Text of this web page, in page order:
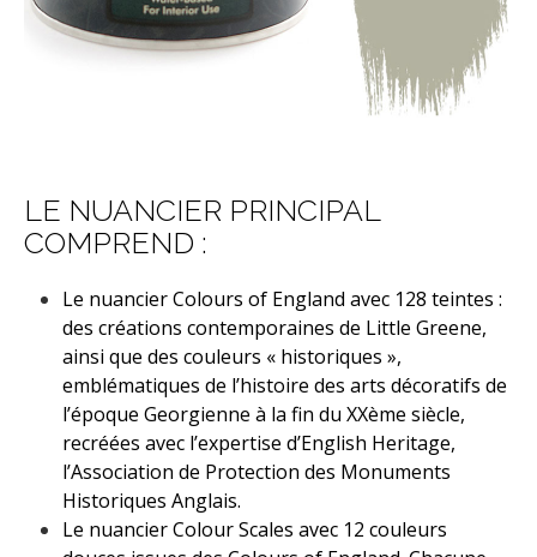
LE NUANCIER PRINCIPAL
COMPREND :
Le nuancier Colours of England avec 128 teintes :
des créations contemporaines de Little Greene,
ainsi que des couleurs « historiques »,
emblématiques de l’histoire des arts décoratifs de
l’époque Georgienne à la fin du XXème siècle,
recréées avec l’expertise d’English Heritage,
l’Association de Protection des Monuments
Historiques Anglais.
Le nuancier Colour Scales avec 12 couleurs